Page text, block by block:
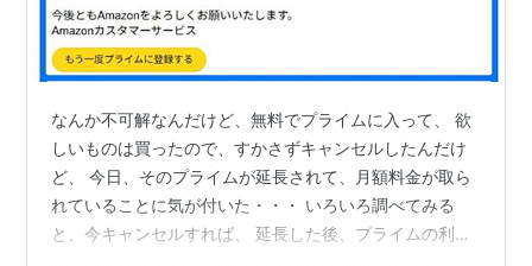
なんか不可解なんだけど、無料でプライムに入って、 欲
しいものは買ったので、すかさずキャンセルしたんだけ
ど、 今日、そのプライムが延長されて、月額料金が取ら
れていることに気が付いた・・・ いろいろ調べてみる
と、今キャンセルすれば、 延長した後、プライムの利用